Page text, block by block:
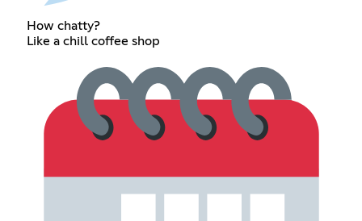
How chatty?
Like a chill coffee shop